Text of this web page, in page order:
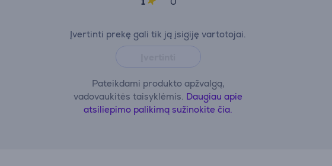
Įvertinti prekę gali tik ją įsigiję vartotojai.
Pateikdami produkto apžvalgą,
vadovaukitės taisyklėmis. Daugiau apie
atsiliepimo palikimą sužinokite čia.